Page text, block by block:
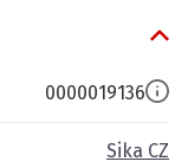
0000019136
Sika CZ